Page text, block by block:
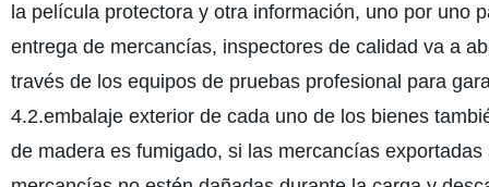
la película protectora y otra información, uno por uno
entrega de mercancías, inspectores de calidad va a
través de los equipos de pruebas profesional para
4.2.embalaje exterior de cada uno de los bienes
de madera es fumigado, si las mercancías